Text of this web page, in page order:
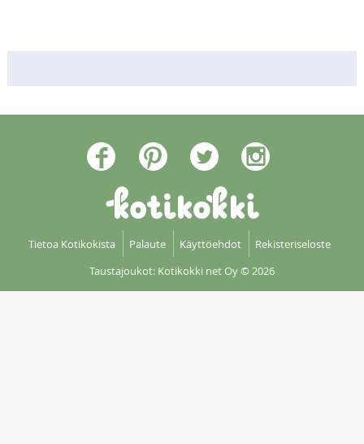
Tietoa Kotikokista Palaute Käyttöehdot
Rekisteriseloste
Taustajoukot: Kotikokki net Oy© 2026